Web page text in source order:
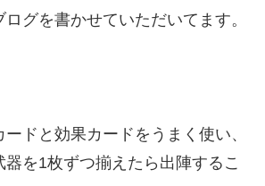
グを書かせていただいてます。
ドと効果カードをうまく使い、
を1枚ずつ揃えたら出陣するこ